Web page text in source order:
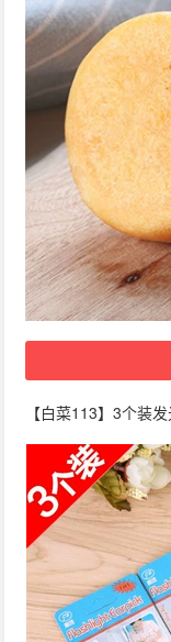
【白菜113】3个装